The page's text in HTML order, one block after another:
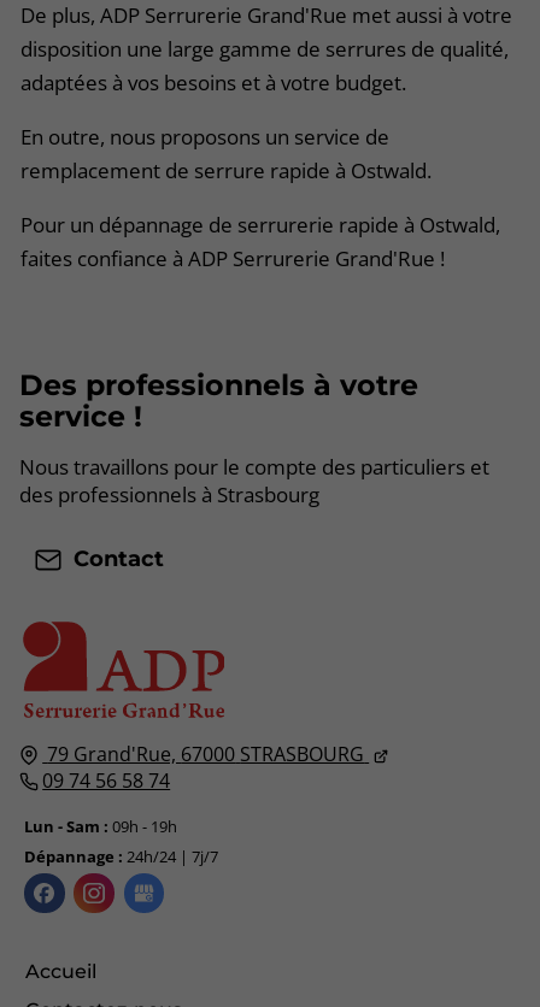
De plus, ADP Serrurerie Grand'Rue met aussi à votre
disposition une large gamme de serrures de qualité,
adaptées à vos besoins et à votre budget.
En outre, nous proposons un service de
remplacement de serrure rapide à Ostwald.
Pour un dépannage de serrurerie rapide à Ostwald,
faites confiance à ADP Serrurerie Grand'Rue !
79 Grand'Rue, 67000 STRASBOURG
09 74 56 58 74
Lun - Sam :09h - 19h
Dépannage :24h/24 | 7j/7
Accueil
Des professionnels à votre
service !
Nous travaillons pour le compte des particuliers et
des professionnels à Strasbourg
Contact